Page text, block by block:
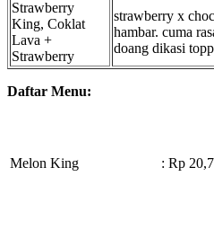
Strawberry
King, Coklat
Lava +
Strawberry
strawberry x
hambar. cuma
doang dikasi
Daftar Menu:
Melon King : Rp